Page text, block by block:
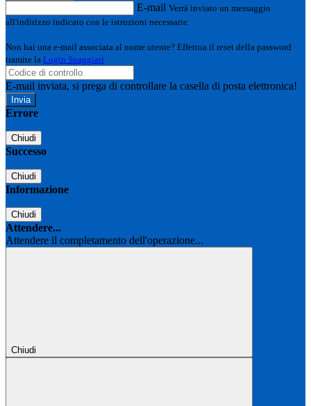
E-mail Verrà inviato un messaggio
all'indirizzo indicato con le istruzioni necessarie.
Non hai una e-mail associata al nome utente? Effettua il reset della password
tramite la Login Spaggiari
E-mail inviata, si prega di controllare la casella di posta elettronica!
Errore
Chiudi
Successo
Chiudi
Informazione
Chiudi
Attendere...
Attendere il completamento dell'operazione...
Chiudi